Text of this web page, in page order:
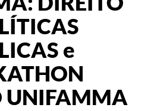
e
UNIFAMMA